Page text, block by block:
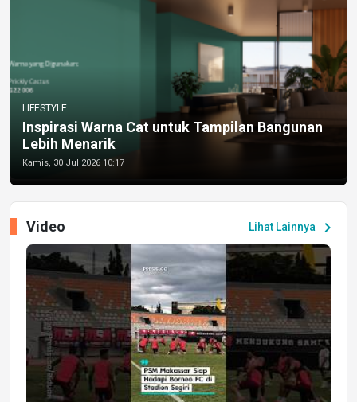
LIFESTYLE
Inspirasi Warna Cat untuk Tampilan Bangunan
Lebih Menarik
Kamis, 30 Jul 2026 10:17
Lihat Lainnya chevron_right
Video